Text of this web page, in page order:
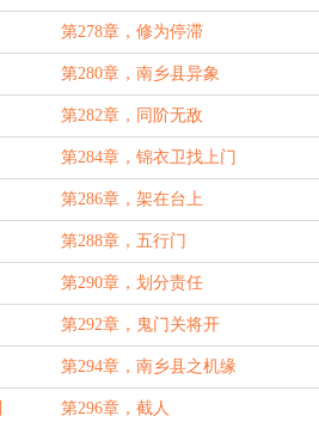
第278章，修为停滞
第280章，南乡县异象
第282章，同阶无敌
第284章，锦衣卫找上门
第286章，架在台上
第288章，五行门
第290章，划分责任
第292章，鬼门关将开
第294章，南乡县之机缘
第296章，截人